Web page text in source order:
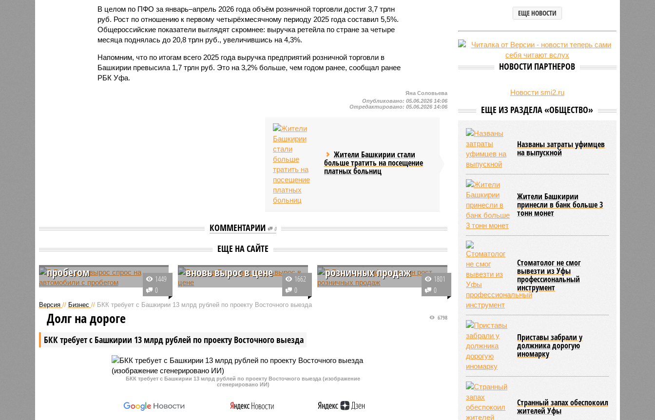
В целом по ПФО за январь–апрель 2026 года объём розничной торговли достиг 3,7 трлн
руб. Рост по отношению к первому четырёхмесячному периоду 2025 года составил 5,5%.
Общероссийские показатели выглядят скромнее: выручка ретейла по стране за четыре
месяца поднялась до 20,8 трлн руб., увеличившись на 4,3%.
Напомним, что по итогам всего 2025 года выручка предприятий розничной торговли в
Башкирии превысила 1,7 трлн руб. Это на 3,2% больше, чем годом ранее, сообщал ранее
РБК Уфа.
Яна Соловьева
Опубликовано:05.06.2026 14:06
Отредактировано:05.06.2026 14:06
Жители Башкирии стали
больше тратить на посещение
платных больниц
КОММЕНТАРИИ 0
ЕЩЕ НА САЙТЕ
В Башкирии вырос спрос
пробегом
За первые шесть месяцев
автомобилей с пробегом в
Башкирии продемонстрировал
уверенный рост. Больше всего
покупателей на вторичном рынке
1449
0
вновь вырос в цене
Согласно еженедельным отчетам
Росстата, в период с 29 июня по
6 июля средняя стоимость литра
рубля. Это самый низкий
летнего сезона.
1662
0
В Башкирии
розничных продаж
Аналитики изучили динамику
продаж и пришли к выводу, что
республике за период с января
1801
0
Версия // Бизнес // БКК требует с Башкирии 13 млрд рублей по проекту Восточного выезда
БКК требует с Башкирии 13 млрд рублей по проекту Восточного выезда
6798
Долг на дороге
БКК требует с Башкирии 13 млрд рублей по проекту Восточного выезда (изображение
сгенерировано ИИ)
Мошенники попытались обмануть
директора магазина
ЕЩЕ НОВОСТИ
НОВОСТИ ПАРТНЕРОВ
Новости smi2.ru
ЕЩЕ ИЗ РАЗДЕЛА «ОБЩЕСТВО»
Названы затраты уфимцев
на выпускной
Жители Башкирии
принесли в банк больше 3
тонн монет
Стоматолог не смог
вывезти из Уфы
профессиональный
инструмент
Приставы забрали у
должника дорогую
иномарку
Странный запах обеспокоил
жителей Уфы